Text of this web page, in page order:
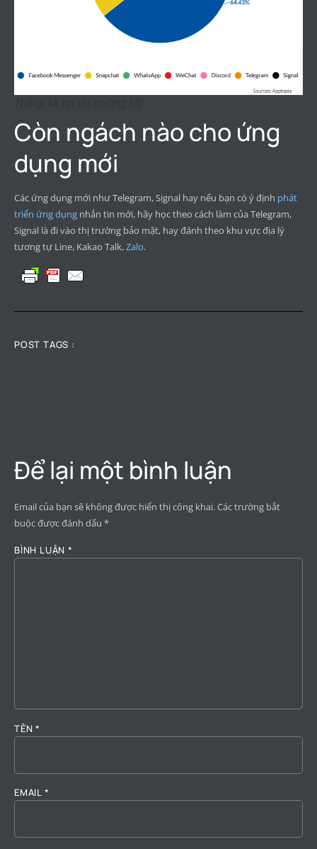
Còn ngách nào cho ứng
dụng mới
Các ứng dụng mới như Telegram, Signal hay nếu bạn có ý định phát
triển ứng dụng nhắn tin mới, hãy học theo cách làm của Telegram,
Signal là đi vào thị trường bảo mật, hay đánh theo khu vực địa lý
tương tự Line, Kakao Talk,Zalo.
POST TAGS :
Để lại một bình luận
Email của bạn sẽ không được hiển thị công khai.Các trường bắt
buộc được đánh dấu *
BÌNH LUẬN *
TÊN*
EMAIL *